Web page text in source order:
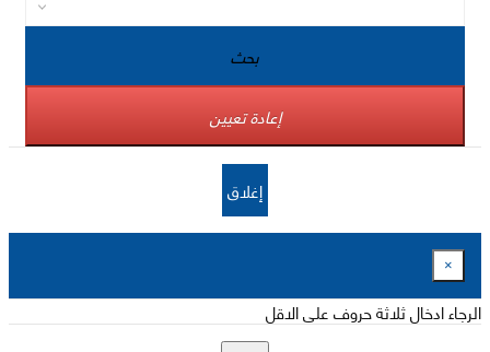
بحث
إعادة تعيين
إغلاق
×
الرجاء ادخال ثلاثة حروف على الاقل